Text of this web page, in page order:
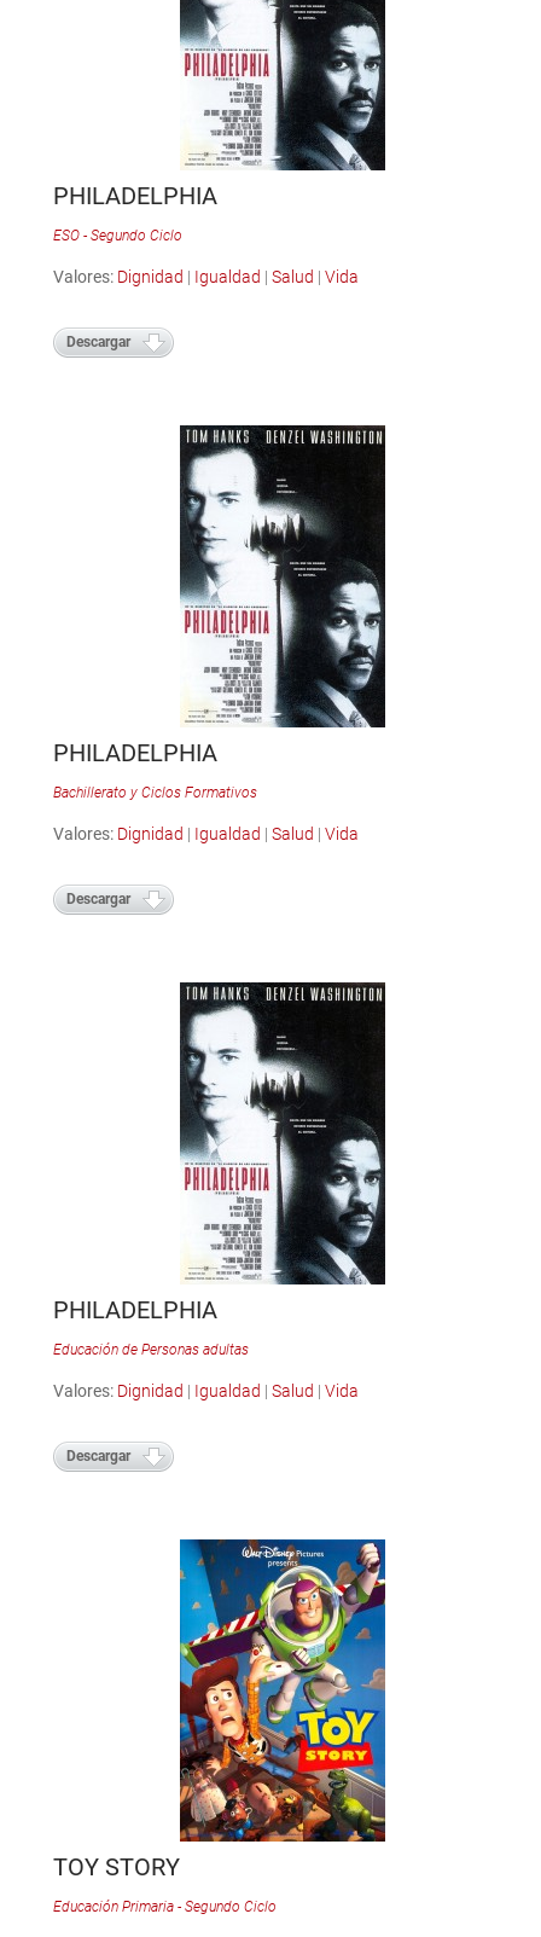
PHILADELPHIA
ESO - Segundo Ciclo
Valores: Dignidad | Igualdad | Salud | Vida
Descargar
PHILADELPHIA
Bachillerato y Ciclos Formativos
Valores: Dignidad | Igualdad | Salud | Vida
Descargar
PHILADELPHIA
Educación de Personas adultas
Valores: Dignidad | Igualdad | Salud | Vida
Descargar
TOY STORY
Educación Primaria - Segundo Ciclo